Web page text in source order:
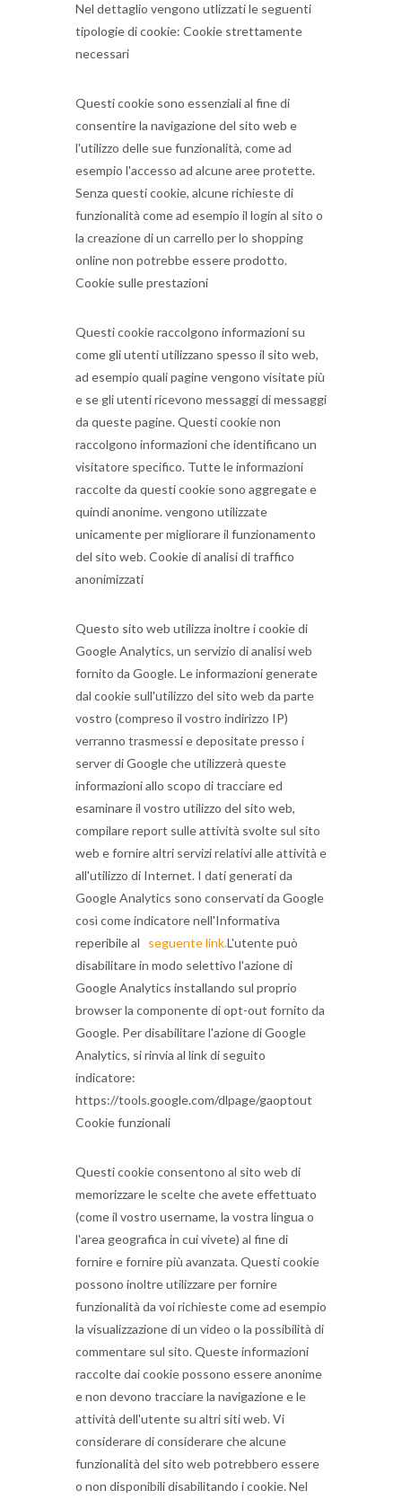
Nel dettaglio vengono utlizzati le seguenti
tipologie di cookie: Cookie strettamente
necessari
Questi cookie sono essenziali al fine di
consentire la navigazione del sito web e
l'utilizzo delle sue funzionalità, come ad
esempio l'accesso ad alcune aree protette.
Senza questi cookie, alcune richieste di
funzionalità come ad esempio il login al sito o
la creazione di un carrello per lo shopping
online non potrebbe essere prodotto.
Cookie sulle prestazioni
Questi cookie raccolgono informazioni su
come gli utenti utilizzano spesso il sito web,
ad esempio quali pagine vengono visitate più
e se gli utenti ricevono messaggi di messaggi
da queste pagine.Questi cookie non
raccolgono informazioni che identificano un
visitatore specifico. Tutte le informazioni
raccolte da questi cookie sono aggregate e
quindi anonime.vengono utilizzate
unicamente per migliorare il funzionamento
del sito web.Cookie di analisi di traffico
anonimizzati
Questo sito web utilizza inoltre i cookie di
Google Analytics, un servizio di analisi web
fornito da Google.Le informazioni generate
dal cookie sull'utilizzo del sito web da parte
vostro (compreso il vostro indirizzo IP)
verranno trasmessi e depositate presso i
server di Google che utilizzerà queste
informazioni allo scopo di tracciare ed
esaminare il vostro utilizzo del sito web,
compilare report sulle attività svolte sul sito
web e fornire altri servizi relativi alle attività e
all'utilizzo di Internet. I dati generati da
Google Analytics sono conservati da Google
così come indicatore nell'Informativa
reperibile al seguente link.L'utente può
disabilitare in modo selettivo l'azione di
Google Analytics installando sul proprio
browser la componente di opt-out fornito da
Google. Per disabilitare l'azione di Google
Analytics, si rinvia al link di seguito
indicatore:
https://tools.google.com/dlpage/gaoptout
Cookie funzionali
Questi cookie consentono al sito web di
memorizzare le scelte che avete effettuato
(come il vostro username, la vostra lingua o
l'area geografica in cui vivete) al fine di
fornire e fornire più avanzata.Questi cookie
possono inoltre utilizzare per fornire
funzionalità da voi richieste come ad esempio
la visualizzazione di un video o la possibilità di
commentare sul sito.Queste informazioni
raccolte dai cookie possono essere anonime
e non devono tracciare la navigazione e le
attività dell'utente su altri siti web.Vi
considerare di considerare che alcune
funzionalità del sito web potrebbero essere
o non disponibili disabilitando i cookie.Nel